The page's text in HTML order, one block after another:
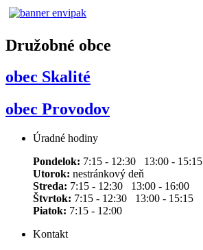
Družobné obce
obec Skalité
obec Provodov
Úradné hodiny
Pondelok: 7:15 - 12:30 13:00 - 15:15
Utorok: nestránkový deň
Streda: 7:15 - 12:30 13:00 - 16:00
Štvrtok: 7:15 - 12:30 13:00 - 15:15
Piatok: 7:15 - 12:00
Kontakt